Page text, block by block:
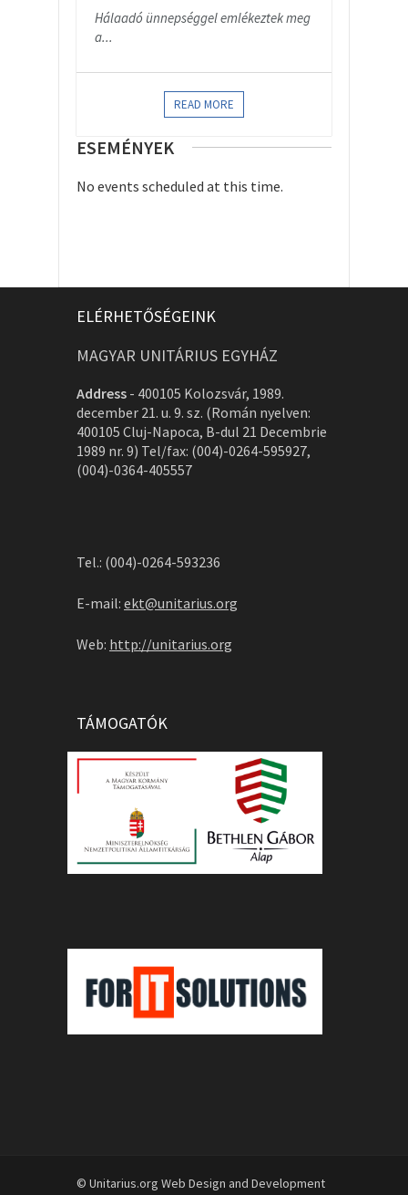
Hálaadó ünnepséggel emlékeztek meg
a...
READ MORE
ESEMÉNYEK
No events scheduled at this time.
ELÉRHETŐSÉGEINK
MAGYAR UNITÁRIUS EGYHÁZ
Address - 400105 Kolozsvár, 1989.
december 21. u. 9. sz. (Román nyelven:
400105 Cluj-Napoca, B-dul 21 Decembrie
1989 nr. 9) Tel/fax: (004)-0264-595927,
(004)-0364-405557
Tel.: (004)-0264-593236
E-mail: ekt@unitarius.org
Web: http://unitarius.org
TÁMOGATÓK
© Unitarius.org Web Design and Development